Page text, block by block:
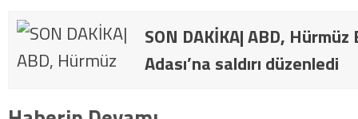
SON DAKİKA| ABD, Hürmüz
Adası’na saldırı düzenledi